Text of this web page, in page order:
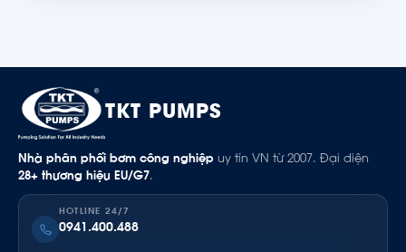
TKT PUMPS
Nhà phân phối bơm công nghiệp uy tín VN từ 2007. Đại diện
28+ thương hiệu EU/G7.
HOTLINE 24/7
0941.400.488